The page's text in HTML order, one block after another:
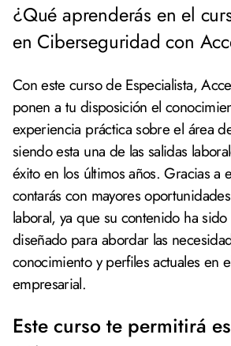
¿Qué aprenderás en el
en Ciberseguridad con
Con este curso de Especialista,
ponen a tu disposición el
experiencia práctica sobre el área
siendo esta una de las salidas
éxito en los últimos años. Gracias a
contarás con mayores
laboral, ya que su contenido ha
diseñado para abordar las
conocimiento y perfiles actuales en
empresarial.
Este curso te permitirá